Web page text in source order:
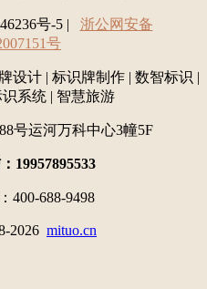
号-5 |
浙公网安备
号
设计 | 标识牌制作 | 数智标识 |
系统 | 智慧旅游
号运河万科中心3幢5F
19957895533
400-688-9498
2026 mituo.cn